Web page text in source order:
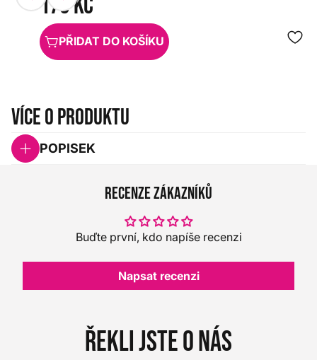
PŘIDAT DO KOŠÍKU
Více o produktu
POPISEK
Recenze zákazníků
Buďte první, kdo napíše recenzi
Napsat recenzi
Řekli jste o nás